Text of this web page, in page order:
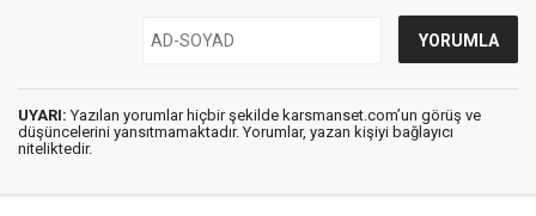
UYARI: Yazılan yorumlar hiçbir şekilde karsmanset.com’un görüş ve
düşüncelerini yansıtmamaktadır. Yorumlar, yazan kişiyi bağlayıcı
niteliktedir.